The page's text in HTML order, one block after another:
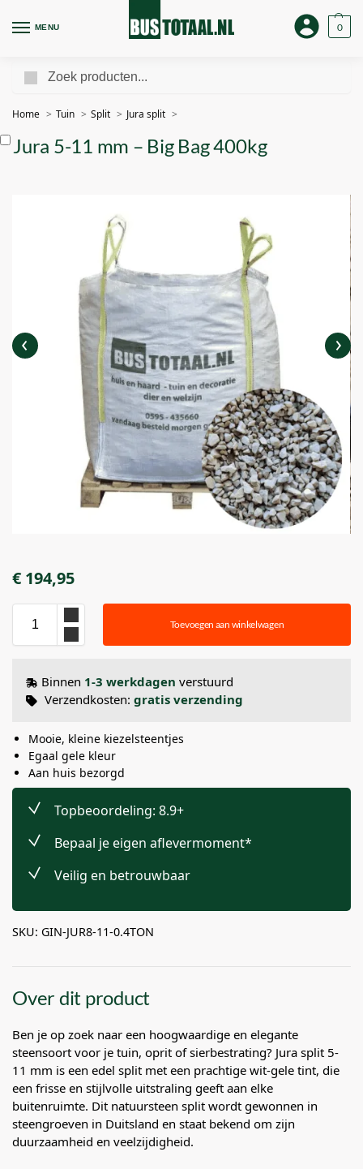
MENU 0
Home Tuin Split Jura split
Jura 5-11 mm – Big Bag 400kg
€ 194,95
Toevoegen aan winkelwagen
Binnen 1-3 werkdagen verstuurd
Verzendkosten: gratis verzending
Mooie, kleine kiezelsteentjes
Egaal gele kleur
Aan huis bezorgd
Topbeoordeling: 8.9+
Bepaal je eigen aflevermoment*
Veilig en betrouwbaar
SKU: GIN-JUR8-11-0.4TON
Over dit product
Ben je op zoek naar een hoogwaardige en elegante
steensoort voor je tuin, oprit of sierbestrating? Jura split 5-
11 mm is een edel split met een prachtige wit-gele tint, die
een frisse en stijlvolle uitstraling geeft aan elke
buitenruimte. Dit natuursteen split wordt gewonnen in
steengroeven in Duitsland en staat bekend om zijn
duurzaamheid en veelzijdigheid.